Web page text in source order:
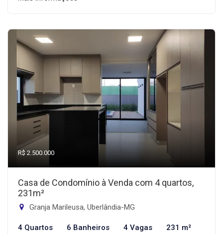
R$ 2.500.000
Casa de Condomínio à Venda com 4 quartos,
231m²
Granja Marileusa, Uberlândia-MG
4 Quartos 6 Banheiros 4 Vagas 231 m²